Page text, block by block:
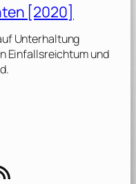
[2020]
Unterhaltung
Einfallsreichtum und